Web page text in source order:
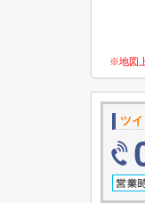
※地図
ツ